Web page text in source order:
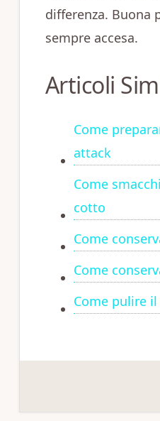
differenza. Buona
sempre accesa.
Articoli
Come
attack
Come
cotto
Come
Come
Come pulire